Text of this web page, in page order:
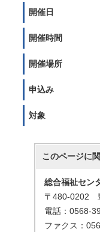
開催日
開催時間
開催場所
申込み
対象
このページに
総合福祉セン
〒480-0202
電話：0568-
ファクス：